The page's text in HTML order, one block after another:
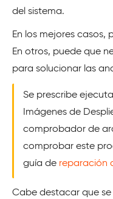
del sistema.
En los mejores casos,
En otros, puede que
para solucionar las
Se prescribe
Imágenes de
comprobador de
comprobar este
guía de reparación
Cabe destacar que